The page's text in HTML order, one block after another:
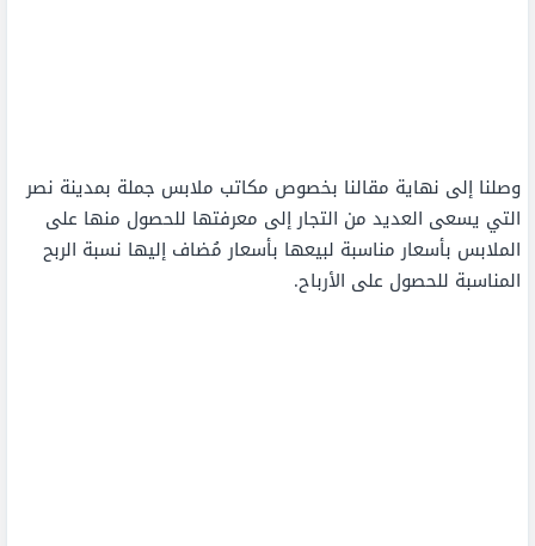
وصلنا إلى نهاية مقالنا بخصوص مكاتب ملابس جملة بمدينة نصر
التي يسعى العديد من التجار إلى معرفتها للحصول منها على
الملابس بأسعار مناسبة لبيعها بأسعار مُضاف إليها نسبة الربح
المناسبة للحصول على الأرباح.